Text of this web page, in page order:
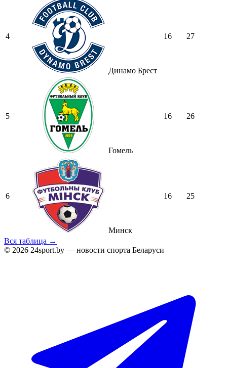
4
Динамо Брест
16 27
5
Гомель
16 26
6
Минск
16 25
Вся таблица →
© 2026 24sport.by — новости спорта Беларуси